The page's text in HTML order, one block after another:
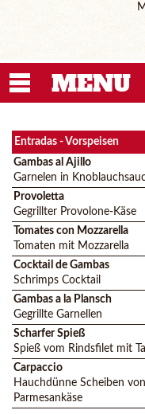
MENU
Entradas - Vorspeisen
Gambas al Ajillo
Garnelen in
Provoletta
Gegrillter Provolone-Käse
Tomates con Mozzarella
Tomaten mit Mozzarella
Cocktail de Gambas
Schrimps Cocktail
Gambas a la Plansch
Gegrillte Garnellen
Scharfer Spieß
Spieß vom Rindsfilet mit
Carpaccio
Hauchdünne Scheiben
Parmesankäse